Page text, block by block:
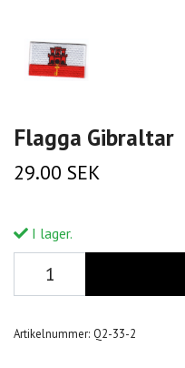
Flagga Gibraltar
29.00 SEK
I lager.
Artikelnummer: Q2-33-2